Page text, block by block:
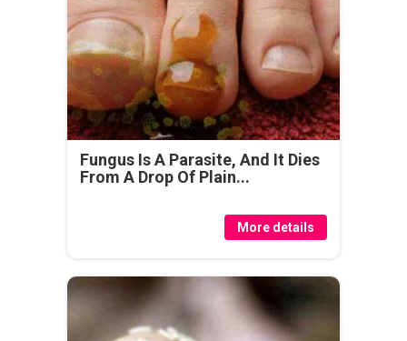
Fungus Is A Parasite, And It Dies
From A Drop Of Plain...
More details